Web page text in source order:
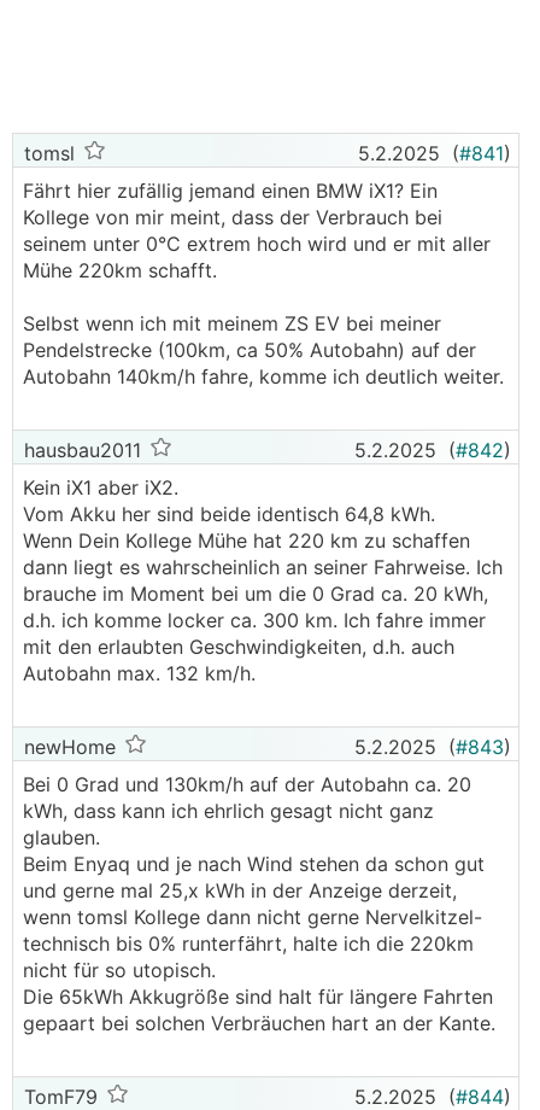
tomsl 5.2.2025 (#841)
Fährt hier zufällig jemand einen BMW iX1? Ein
Kollege von mir meint, dass der Verbrauch bei
seinem unter 0°C extrem hoch wird und er mit aller
Mühe 220km schafft.
Selbst wenn ich mit meinem ZS EV bei meiner
Pendelstrecke (100km, ca 50% Autobahn) auf der
Autobahn 140km/h fahre, komme ich deutlich weiter.
hausbau2011 5.2.2025 (#842)
Kein iX1 aber iX2.
Vom Akku her sind beide identisch 64,8 kWh.
Wenn Dein Kollege Mühe hat 220 km zu schaffen
dann liegt es wahrscheinlich an seiner Fahrweise. Ich
brauche im Moment bei um die 0 Grad ca. 20 kWh,
d.h. ich komme locker ca. 300 km. Ich fahre immer
mit den erlaubten Geschwindigkeiten, d.h. auch
Autobahn max. 132 km/h.
newHome 5.2.2025 (#843)
Bei 0 Grad und 130km/h auf der Autobahn ca. 20
kWh, dass kann ich ehrlich gesagt nicht ganz
glauben.
Beim Enyaq und je nach Wind stehen da schon gut
und gerne mal 25,x kWh in der Anzeige derzeit,
wenn tomsl Kollege dann nicht gerne Nervelkitzel-
technisch bis 0% runterfährt, halte ich die 220km
nicht für so utopisch.
Die 65kWh Akkugröße sind halt für längere Fahrten
gepaart bei solchen Verbräuchen hart an der Kante.
TomF79 5.2.2025 (#844)